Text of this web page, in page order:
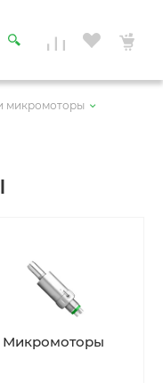
микромоторы
Микромоторы